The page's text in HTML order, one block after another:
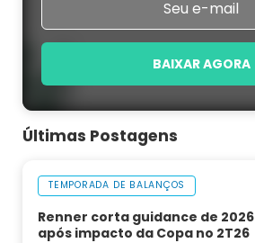
BAIXAR AGORA
Últimas Postagens
TEMPORADA DE BALANÇOS
Renner corta guidance de 2026
após impacto da Copa no 2T26